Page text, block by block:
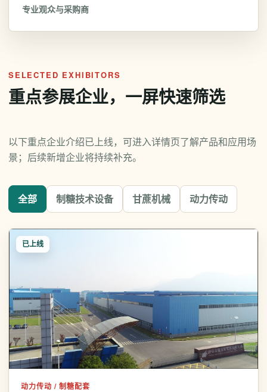
专业观众与采购商
SELECTED EXHIBITORS
重点参展企业，一屏快速筛选
以下重点企业介绍已上线，可进入详情页了解产品和应用场
景；后续新增企业将持续补充。
全部 制糖技术设备 甘蔗机械 动力传动
已上线
动力传动 / 制糖配套